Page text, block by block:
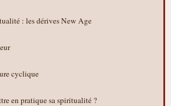
: les dérives New Age
cyclique
en pratique sa spiritualité ?